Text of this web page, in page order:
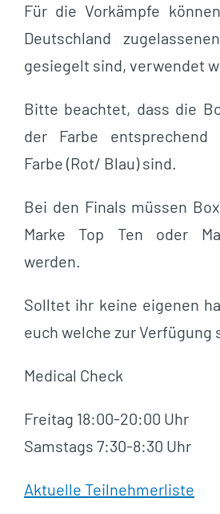
Für die Vorkämpfe
Deutschland
gesiegelt sind, verwendet
Bitte beachtet, dass die
der Farbe entsprechend
Farbe (Rot/ Blau) sind.
Bei den Finals müssen
Marke Top Ten oder
werden.
Solltet ihr keine eigenen
euch welche zur Verfügung
Medical Check
Freitag 18:00-20:00 Uhr
Samstags 7:30-8:30 Uhr
Aktuelle Teilnehmerliste